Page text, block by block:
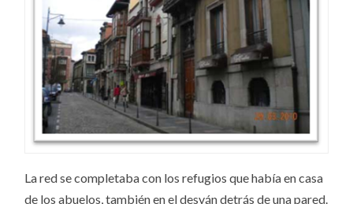
La red se completaba con los refugios que había en casa
de los abuelos, también en el desván detrás de una pared.